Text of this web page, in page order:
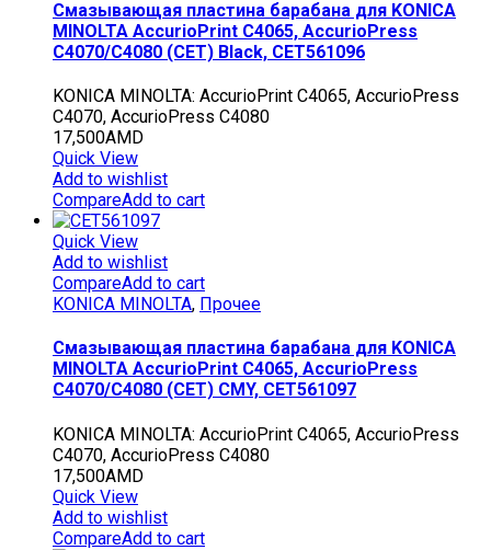
Смазывающая пластина барабана для KONICA
MINOLTA AccurioPrint C4065, AccurioPress
C4070/C4080 (CET) Black, CET561096
KONICA MINOLTA: AccurioPrint C4065, AccurioPress
C4070, AccurioPress C4080
17,500AMD
Quick View
Add to wishlist
CompareAdd to cart
Quick View
Add to wishlist
CompareAdd to cart
KONICA MINOLTA, Прочее
Смазывающая пластина барабана для KONICA
MINOLTA AccurioPrint C4065, AccurioPress
C4070/C4080 (CET) CMY, CET561097
KONICA MINOLTA: AccurioPrint C4065, AccurioPress
C4070, AccurioPress C4080
17,500AMD
Quick View
Add to wishlist
CompareAdd to cart